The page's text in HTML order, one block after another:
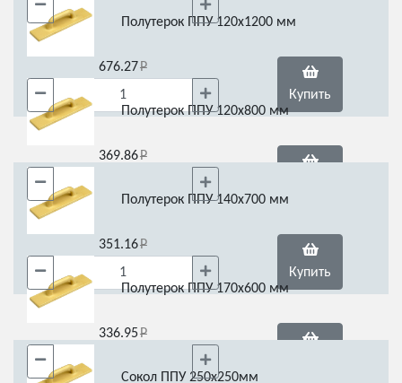
Полутерок ППУ 120х1200 мм
676.27
Купить
Полутерок ППУ 120х800 мм
369.86
Полутерок ППУ 140х700 мм
351.16
Купить
Полутерок ППУ 170х600 мм
336.95
Сокол ППУ 250х250мм